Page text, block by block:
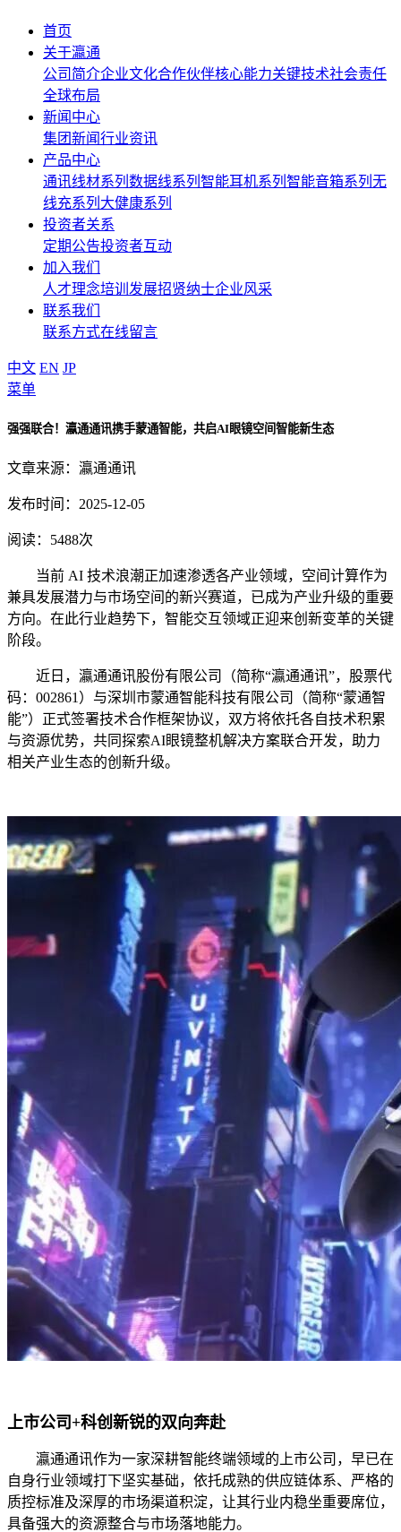
首页
关于瀛通
公司简介企业文化合作伙伴核心能力关键技术社会责任
全球布局
新闻中心
集团新闻行业资讯
产品中心
通讯线材系列 数据线系列 智能耳机系列 智能音箱系列 无
线充系列 大健康系列
投资者关系
定期公告投资者互动
加入我们
人才理念培训发展招贤纳士企业风采
联系我们
联系方式在线留言
中文 EN JP
菜单
强强联合！瀛通通讯携手蒙通智能，共启AI眼镜空间智能新生态
文章来源：瀛通通讯
发布时间：2025-12-05
阅读：5488次
当前 AI 技术浪潮正加速渗透各产业领域，空间计算作为
兼具发展潜力与市场空间的新兴赛道，已成为产业升级的重要
方向。在此行业趋势下，智能交互领域正迎来创新变革的关键
阶段。
近日，瀛通通讯股份有限公司（简称“瀛通通讯”，股票代
码：002861）与深圳市蒙通智能科技有限公司（简称“蒙通智
能”）正式签署技术合作框架协议，双方将依托各自技术积累
与资源优势，共同探索AI眼镜整机解决方案联合开发，助力
相关产业生态的创新升级。
上市公司+科创新锐的双向奔赴
瀛通通讯作为一家深耕智能终端领域的上市公司，早已在
自身行业领域打下坚实基础，依托成熟的供应链体系、严格的
质控标准及深厚的市场渠道积淀，让其行业内稳坐重要席位，
具备强大的资源整合与市场落地能力。